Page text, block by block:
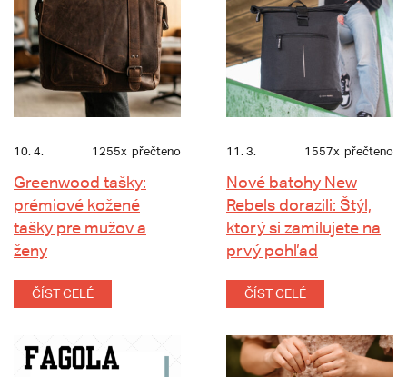
10. 4. 1255x přečteno
Greenwood tašky:
prémiové kožené
tašky pre mužov a
ženy
ČÍST CELÉ
11. 3. 1557x přečteno
Nové batohy New
Rebels dorazili: Štýl,
ktorý si zamilujete na
prvý pohľad
ČÍST CELÉ